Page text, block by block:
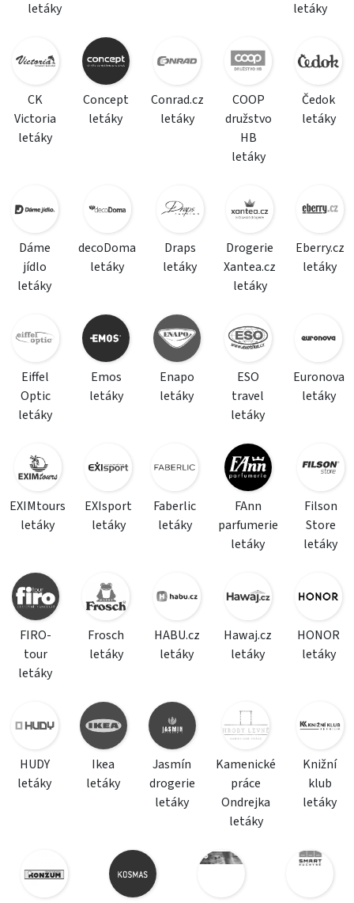
letáky letáky
CK
Victoria
letáky
Concept
letáky
Conrad.cz
letáky
COOP
družstvo
HB
letáky
Čedok
letáky
Dáme
jídlo
letáky
decoDoma
letáky
Draps
letáky
Drogerie
Xantea.cz
letáky
Eberry.cz
letáky
Eiffel
Optic
letáky
Emos
letáky
Enapo
letáky
ESO
travel
letáky
Euronova
letáky
EXIMtours
letáky
EXIsport
letáky
Faberlic
letáky
FAnn
parfumerie
letáky
Filson
Store
letáky
FIRO-
tour
letáky
Frosch
letáky
HABU.cz
letáky
Hawaj.cz
letáky
HONOR
letáky
HUDY
letáky
Ikea
letáky
Jasmín
drogerie
letáky
Kamenické
práce
Ondrejka
letáky
Knižní
klub
letáky